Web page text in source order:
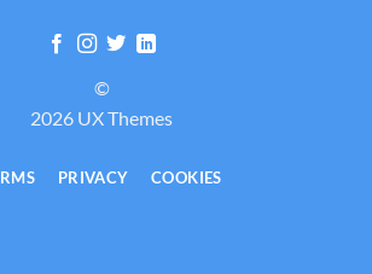
©
2026 UX Themes
PRIVACY COOKIES